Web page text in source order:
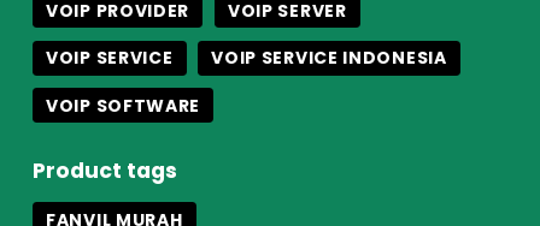
VOIP PROVIDER
VOIP SERVER
VOIP SERVICE
VOIP SERVICE INDONESIA
VOIP SOFTWARE
Product tags
FANVIL MURAH